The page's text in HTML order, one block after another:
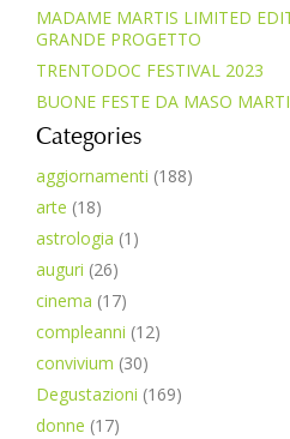
MADAME MARTIS LIMITED
GRANDE PROGETTO
TRENTODOC FESTIVAL 2023
BUONE FESTE DA MASO
Categories
aggiornamenti (188)
arte (18)
astrologia (1)
auguri (26)
cinema (17)
compleanni (12)
convivium (30)
Degustazioni (169)
donne (17)